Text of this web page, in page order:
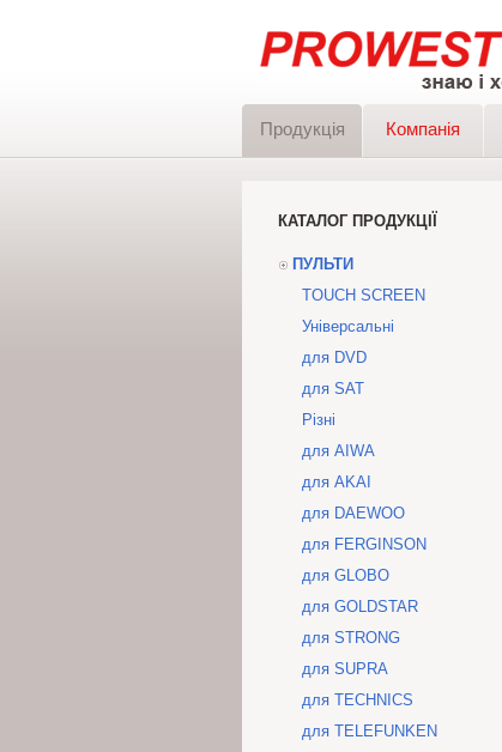
Продукція Компанія
КАТАЛОГ ПРОДУКЦІЇ
ПУЛЬТИ
TOUCH SCREEN
Універсальні
для DVD
для SAT
Різні
для AIWA
для AKAI
для DAEWOO
для FERGINSON
для GLOBO
для GOLDSTAR
для STRONG
для SUPRA
для TECHNICS
для TELEFUNKEN